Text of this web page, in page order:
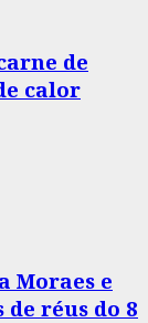
de
calor
Moraes e
réus do 8